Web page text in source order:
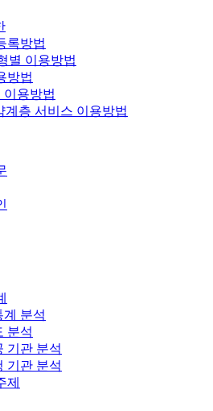
록방법
별 이용방법
방법
용방법
계층 서비스 이용방법
계 분석
분석
기관 분석
기관 분석
제